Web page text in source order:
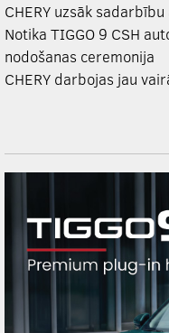
CHERY uzsāk
Notika TIGGO 9 CSH
nodošanas ceremonija
CHERY darbojas jau